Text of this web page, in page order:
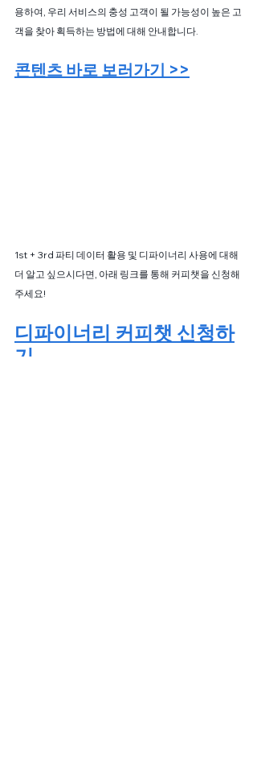
용하여, 우리 서비스의 충성 고객이 될 가능성이 높은 고
객을 찾아 획득하는 방법에 대해 안내합니다.
콘텐츠 바로 보러가기 >>
1st + 3rd 파티 데이터 활용 및 디파이너리 사용에 대해
더 알고 싶으시다면, 아래 링크를 통해 커피챗을 신청해
주세요!
디파이너리 커피챗 신청하
기